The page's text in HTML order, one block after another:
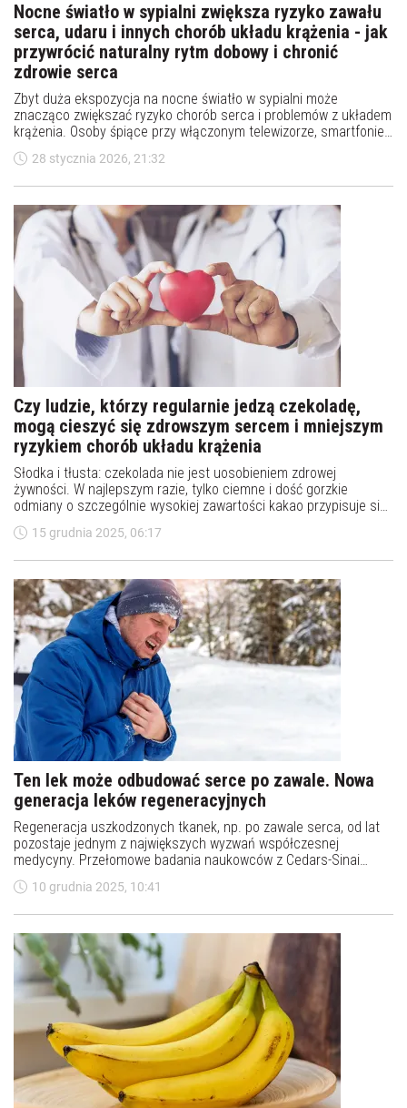
Nocne światło w sypialni zwiększa ryzyko zawału
serca, udaru i innych chorób układu krążenia - jak
przywrócić naturalny rytm dobowy i chronić
zdrowie serca
Zbyt duża ekspozycja na nocne światło w sypialni może
znacząco zwiększać ryzyko chorób serca i problemów z układem
krążenia. Osoby śpiące przy włączonym telewizorze, smartfonie
lub tablecie mają większe szanse na wystąpienie zawału serca,
niewydolności serca, migotania przedsionków czy udaru mózgu.
28 stycznia 2026, 21:32
Czy ludzie, którzy regularnie jedzą czekoladę,
mogą cieszyć się zdrowszym sercem i mniejszym
ryzykiem chorób układu krążenia
Słodka i tłusta: czekolada nie jest uosobieniem zdrowej
żywności. W najlepszym razie, tylko ciemne i dość gorzkie
odmiany o szczególnie wysokiej zawartości kakao przypisuje się
lekkiemu działaniu obniżającemu ciśnienie krwi. Niedawno
naukowcy twierdzili nawet, że czekolada pomaga w odchudzaniu.
15 grudnia 2025, 06:17
Ten lek może odbudować serce po zawale. Nowa
generacja leków regeneracyjnych
Regeneracja uszkodzonych tkanek, np. po zawale serca, od lat
pozostaje jednym z największych wyzwań współczesnej
medycyny. Przełomowe badania naukowców z Cedars-Sinai
Medical Center w Stanach Zjednoczonych pokazują jednak, że
przyszłość leczenia może iść w zupełnie nowym kierunku – bez
10 grudnia 2025, 10:41